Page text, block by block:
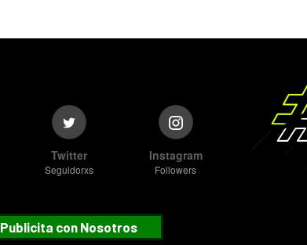
Twitter
Seguidorxs
Instagram
Followers
Publicita con Nosotros